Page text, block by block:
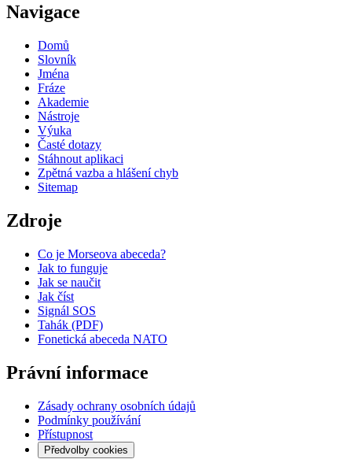
Navigace
Domů
Slovník
Jména
Fráze
Akademie
Nástroje
Výuka
Časté dotazy
Stáhnout aplikaci
Zpětná vazba a hlášení chyb
Sitemap
Zdroje
Co je Morseova abeceda?
Jak to funguje
Jak se naučit
Jak číst
Signál SOS
Tahák (PDF)
Fonetická abeceda NATO
Právní informace
Zásady ochrany osobních údajů
Podmínky používání
Přístupnost
Předvolby cookies